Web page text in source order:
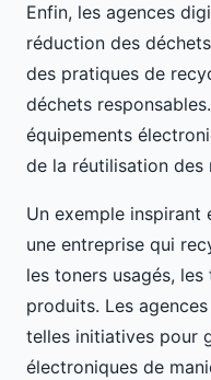
Enfin, les agences
réduction des
des pratiques de
déchets
équipements
de la réutilisation des
Un exemple inspirant
une entreprise qui
les toners usagés,
produits. Les
telles initiatives pour
électroniques de